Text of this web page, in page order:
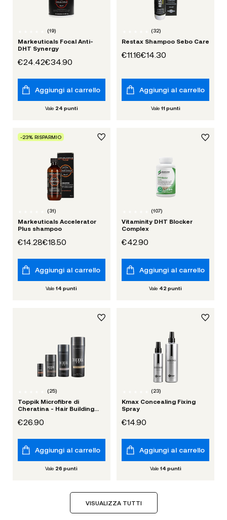
(19)
Markeuticals Focal Anti-
DHT Synergy
€24.42€34.90
Aggiungi al carrello
Vale 24 punti
(32)
Restax Shampoo Sebo Care
€11.16€14.30
Aggiungi al carrello
Vale 11 punti
-23% RISPARMIO
(31)
Markeuticals Accelerator
Plus shampoo
€14.28€18.50
Aggiungi al carrello
Vale 14 punti
(107)
Vitaminity DHT Blocker
Complex
€42.90
Aggiungi al carrello
Vale 42 punti
(25)
Toppik Microfibre di
Cheratina - Hair Building
€26.90
Aggiungi al carrello
Vale 26 punti
(23)
Kmax Concealing Fixing
Spray
€14.90
Aggiungi al carrello
Vale 14 punti
VISUALIZZA TUTTI